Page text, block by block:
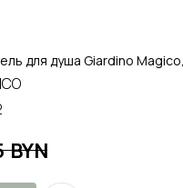
для душа Giardino
BYN